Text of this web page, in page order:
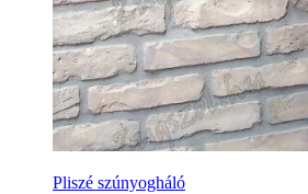
Pliszé szúnyogháló